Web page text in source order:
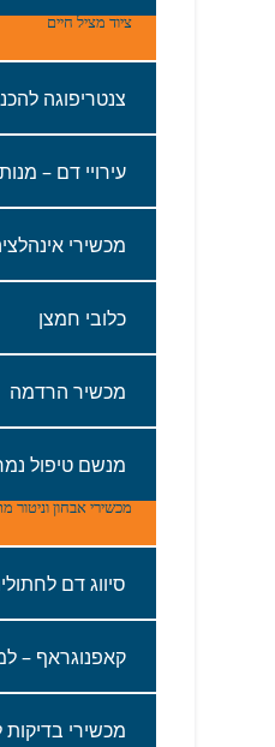
ציוד‭ ‬מציל‭ ‬חיים
צנטריפוגה‭ ‬להכנת‭ ‬מנות‭ ‬דם‭ ‬
עירויי‭ ‬דם – מנות‭ ‬דם‭ ‬ופלזמה
מכשירי‭ ‬אינהלציה‭ ‬
כלובי‭ ‬חמצן
מכשיר‭ ‬הרדמה‭ ‬
מנשם‭ ‬טיפול‭ ‬נמרץ
מכשירי אבחון‭ ‬וניטור‭ ‬מתקדמים‭‬
סיווג‭ ‬דם‭ ‬לחתולים‭ ‬וכלבים‭ ‬במקום
קאפנוגראף‭ – ‬למדידת‭ ‬תפקוד‭ ‬נשימתי
‬מכשירי‭ ‬בדיקות‭ ‬לחץ‭ ‬דם‭ ‬